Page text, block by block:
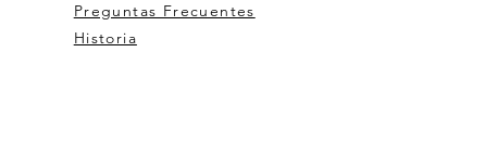
Preguntas Frecuentes
Historia